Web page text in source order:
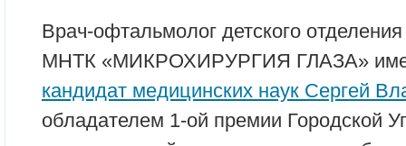
Врач-офтальмолог детского
МНТК «МИКРОХИРУРГИЯ ГЛАЗА»
кандидат медицинских наук Сергей
обладателем 1-ой премии Городской